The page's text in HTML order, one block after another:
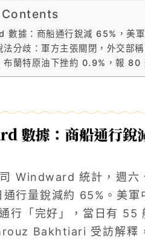
據：商船通行銳減 65%，美軍
法分歧：軍方主張關閉，外交部
布蘭特原油下挫約 0.9%，報 80
數據：商船通行銳
Windward 統計，週六
通行量銳減約 65%。美
行「完好」，當日有 55
Bakhtiari 受訪解釋